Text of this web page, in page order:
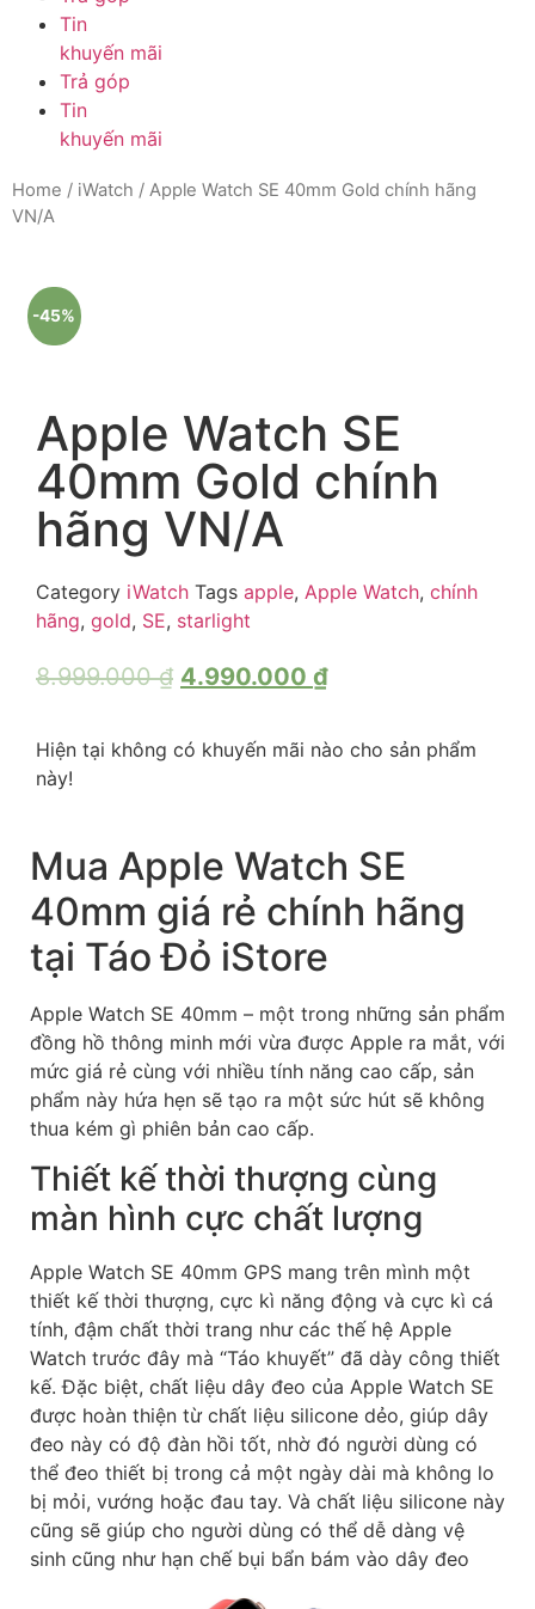
Tin
khuyến mãi
Trả góp
Tin
khuyến mãi
Home / iWatch / Apple Watch SE 40mm Gold chính hãng
VN/A
-45%
Apple Watch SE
40mm Gold chính
hãng VN/A
Category iWatch Tags apple, Apple Watch, chính
hãng, gold, SE, starlight
8.999.000₫ 4.990.000 ₫
Hiện tại không có khuyến mãi nào cho sản phẩm
này!
Mua Apple Watch SE
40mm giá rẻ chính hãng
tại Táo Đỏ iStore
Apple Watch SE 40mm – một trong những sản phẩm
đồng hồ thông minh mới vừa được Apple ra mắt, với
mức giá rẻ cùng với nhiều tính năng cao cấp, sản
phẩm này hứa hẹn sẽ tạo ra một sức hút sẽ không
thua kém gì phiên bản cao cấp.
Thiết kế thời thượng cùng
màn hình cực chất lượng
Apple Watch SE 40mm GPS mang trên mình một
thiết kế thời thượng, cực kì năng động và cực kì cá
tính, đậm chất thời trang như các thế hệ Apple
Watch trước đây mà “Táo khuyết” đã dày công thiết
kế. Đặc biệt, chất liệu dây đeo của Apple Watch SE
được hoàn thiện từ chất liệu silicone dẻo, giúp dây
đeo này có độ đàn hồi tốt, nhờ đó người dùng có
thể đeo thiết bị trong cả một ngày dài mà không lo
bị mỏi, vướng hoặc đau tay. Và chất liệu silicone này
cũng sẽ giúp cho người dùng có thể dễ dàng vệ
sinh cũng như hạn chế bụi bẩn bám vào dây đeo